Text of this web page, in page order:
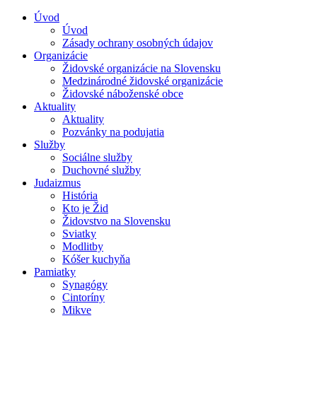
Úvod
Úvod
Zásady ochrany osobných údajov
Organizácie
Židovské organizácie na Slovensku
Medzinárodné židovské organizácie
Židovské náboženské obce
Aktuality
Aktuality
Pozvánky na podujatia
Služby
Sociálne služby
Duchovné služby
Judaizmus
História
Kto je Žid
Židovstvo na Slovensku
Sviatky
Modlitby
Kóšer kuchyňa
Pamiatky
Synagógy
Cintoríny
Mikve